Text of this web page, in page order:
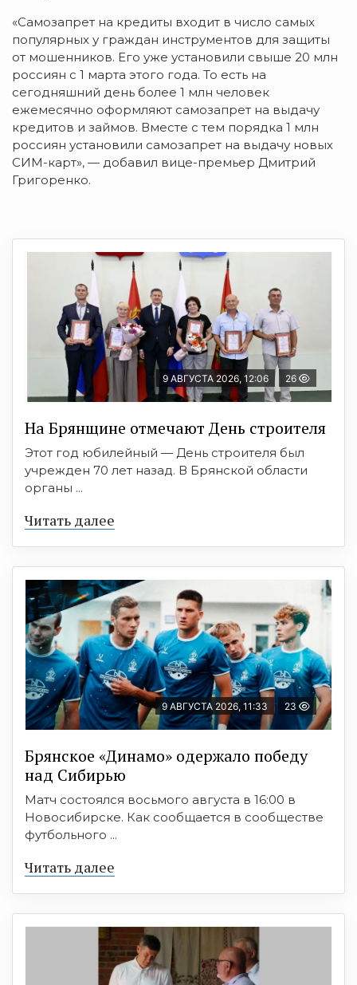
«Самозапрет на кредиты входит в число самых
популярных у граждан инструментов для защиты
от мошенников. Его уже установили свыше 20 млн
россиян с 1 марта этого года. То есть на
сегодняшний день более 1 млн человек
ежемесячно оформляют самозапрет на выдачу
кредитов и займов. Вместе с тем порядка 1 млн
россиян установили самозапрет на выдачу новых
СИМ-карт», — добавил вице-премьер Дмитрий
Григоренко.
9 АВГУСТА 2026, 12:06 26
На Брянщине отмечают День строителя
Этот год юбилейный — День строителя был
учрежден 70 лет назад. В Брянской области
органы ...
Читать далее
9 АВГУСТА 2026, 11:33 23
Брянское «Динамо» одержало победу
над Сибирью
Матч состоялся восьмого августа в 16:00 в
Новосибирске. Как сообщается в сообществе
футбольного ...
Читать далее